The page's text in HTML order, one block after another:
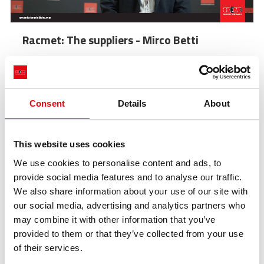
Consent Details About
This website uses cookies
We use cookies to personalise content and ads, to
provide social media features and to analyse our traffic.
We also share information about your use of our site with
our social media, advertising and analytics partners who
may combine it with other information that you’ve
provided to them or that they’ve collected from your use
of their services.
Racmet: The suppliers - Mirco Betti